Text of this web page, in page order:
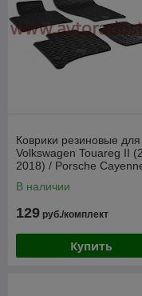
Коврики резиновые для
Volkswagen Touareg II
2018) / Porsche
В наличии
129 руб./комплект
Купить